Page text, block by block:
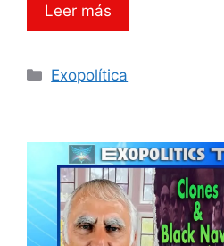
Leer más
Categorías
Exopolítica